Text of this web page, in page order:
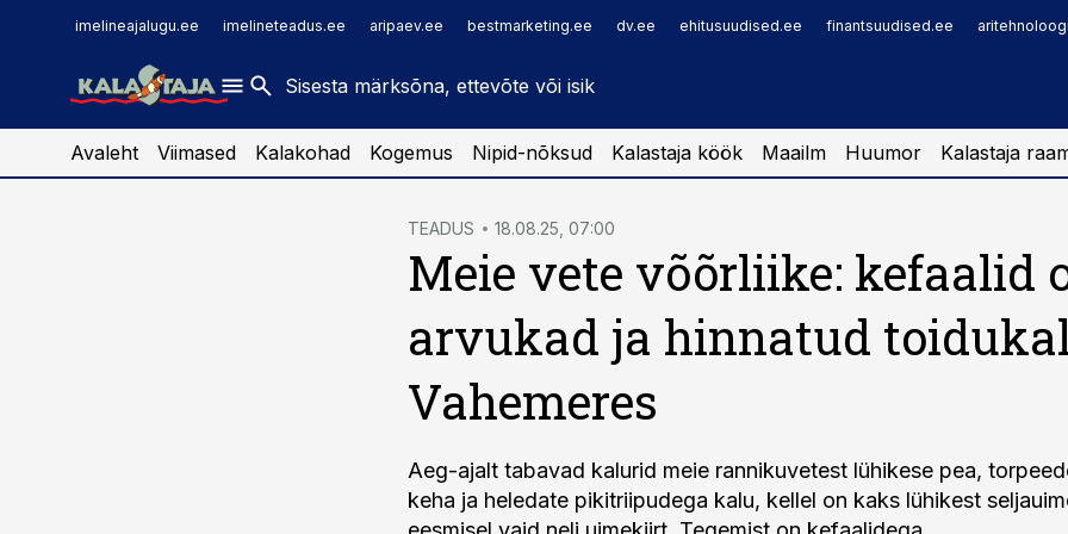
imelineajalugu.ee imelineteadus.ee aripaev.ee bestmarketing.ee dv.ee ehitusuudised.ee finantsuudised.ee
imelineteadus.ee
kaubandus.ee
toostusuudised.ee
Avaleht Viimased Kalakohad Kogemus Nipid-nõksud Kalastaja köök Maailm Huumor Kalastaja
TEADUS 18.08.25, 07:00
Meie vete võõrliike: kefaalid
arvukad ja hinnatud
Vahemeres
Aeg-ajalt tabavad kalurid meie rannikuvetest lühikese pea,
keha ja heledate pikitriipudega kalu, kellel on kaks lühikest